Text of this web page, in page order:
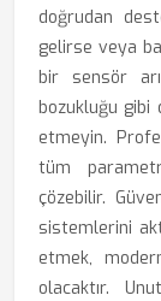
doğrudan
gelirse veya
bir sensör
bozukluğu gibi
etmeyin.
tüm
çözebilir.
sistemlerini
etmek,
olacaktır.